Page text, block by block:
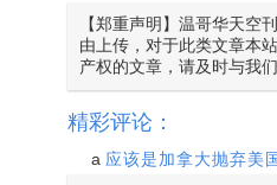
【郑重声明】温哥华天空
由上传，对于此类文章本
产权的文章，请及时与我
精彩评论：
a 应该是加拿大抛弃美